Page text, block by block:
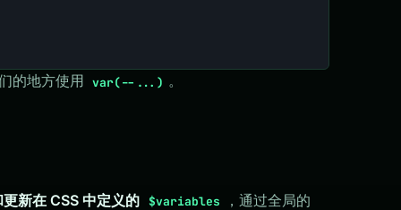
的地方使用 var(--...) 。
新在 CSS 中定义的 $variables ，通过全局的